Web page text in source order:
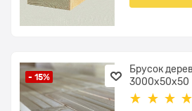
- 15%
Брусок
3000x50х50